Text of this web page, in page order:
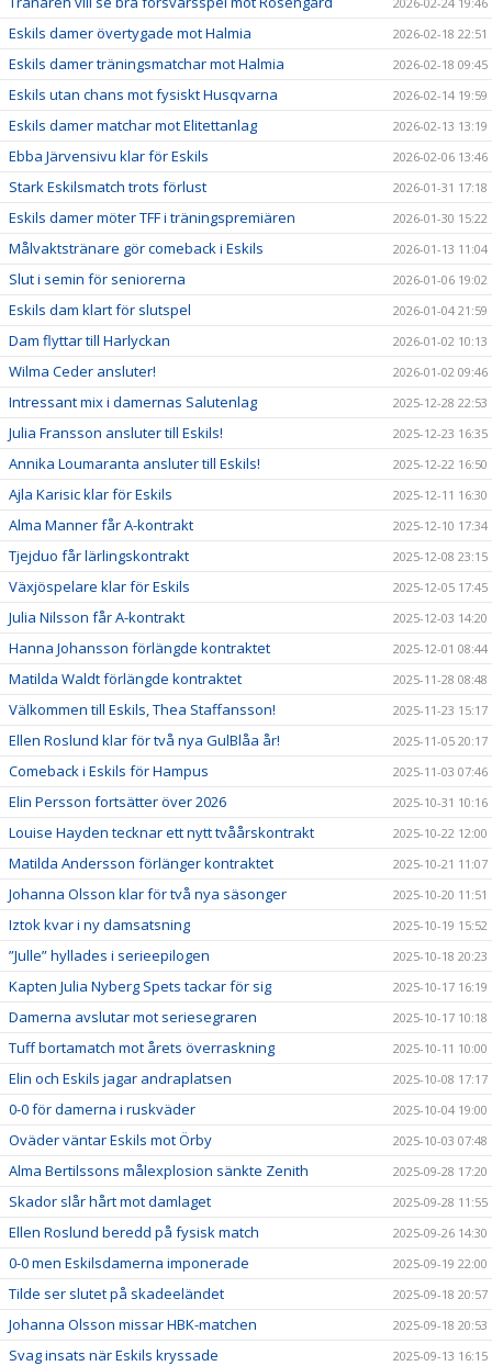
Eskils damer övertygade mot Halmia 2026-02-18 22:51
Eskils damer träningsmatchar mot Halmia 2026-02-18 09:45
Eskils utan chans mot fysiskt Husqvarna 2026-02-14 19:59
Eskils damer matchar mot Elitettanlag 2026-02-13 13:19
Ebba Järvensivu klar för Eskils 2026-02-06 13:46
Stark Eskilsmatch trots förlust 2026-01-31 17:18
Eskils damer möter TFF i träningspremiären 2026-01-30 15:22
Målvaktstränare gör comeback i Eskils 2026-01-13 11:04
Slut i semin för seniorerna 2026-01-06 19:02
Eskils dam klart för slutspel 2026-01-04 21:59
Dam flyttar till Harlyckan 2026-01-02 10:13
Wilma Ceder ansluter! 2026-01-02 09:46
Intressant mix i damernas Salutenlag 2025-12-28 22:53
Julia Fransson ansluter till Eskils! 2025-12-23 16:35
Annika Loumaranta ansluter till Eskils! 2025-12-22 16:50
Ajla Karisic klar för Eskils 2025-12-11 16:30
Alma Manner får A-kontrakt 2025-12-10 17:34
Tjejduo får lärlingskontrakt 2025-12-08 23:15
Växjöspelare klar för Eskils 2025-12-05 17:45
Julia Nilsson får A-kontrakt 2025-12-03 14:20
Hanna Johansson förlängde kontraktet 2025-12-01 08:44
Matilda Waldt förlängde kontraktet 2025-11-28 08:48
Välkommen till Eskils, Thea Staffansson! 2025-11-23 15:17
Ellen Roslund klar för två nya GulBlåa år! 2025-11-05 20:17
Comeback i Eskils för Hampus 2025-11-03 07:46
Elin Persson fortsätter över 2026 2025-10-31 10:16
Louise Hayden tecknar ett nytt tvåårskontrakt 2025-10-22 12:00
Matilda Andersson förlänger kontraktet 2025-10-21 11:07
Johanna Olsson klar för två nya säsonger 2025-10-20 11:51
Iztok kvar i ny damsatsning 2025-10-19 15:52
”Julle” hyllades i serieepilogen 2025-10-18 20:23
Kapten Julia Nyberg Spets tackar för sig 2025-10-17 16:19
Damerna avslutar mot seriesegraren 2025-10-17 10:18
Tuff bortamatch mot årets överraskning 2025-10-11 10:00
Elin och Eskils jagar andraplatsen 2025-10-08 17:17
0-0 för damerna i ruskväder 2025-10-04 19:00
Oväder väntar Eskils mot Örby 2025-10-03 07:48
Alma Bertilssons målexplosion sänkte Zenith 2025-09-28 17:20
Skador slår hårt mot damlaget 2025-09-28 11:55
Ellen Roslund beredd på fysisk match 2025-09-26 14:30
0-0 men Eskilsdamerna imponerade 2025-09-19 22:00
Tilde ser slutet på skadeeländet 2025-09-18 20:57
Johanna Olsson missar HBK-matchen 2025-09-18 20:53
Svag insats när Eskils kryssade 2025-09-13 16:15